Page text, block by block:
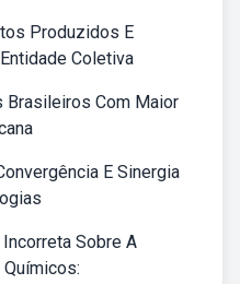
Produzidos E
Coletiva
Brasileiros Com Maior
E Sinergia
Sobre A